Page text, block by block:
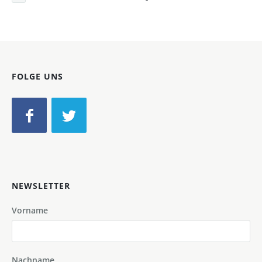
FOLGE UNS
NEWSLETTER
Vorname